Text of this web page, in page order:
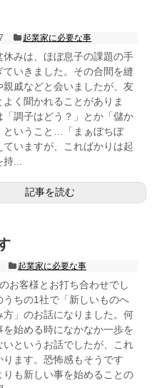
起業家に必要な事
休みは、ほぼ息子の課題の手
ていきました。その合間を縫
親戚などと会いましたが、友
よく聞かれることがありま
「調子はどう？」とか「儲か
ということ…「まぁぼちぼ
ていますが、こればかりは起
...
記事を読む
起業家に必要な事
お客様とお打ち合わせでし
うちの1社で「新しいものへ
方」のお話になりました。何
を始める時になかなか一歩を
いというお話でしたが、これ
ります。恐怖感もそうです
りも新しい事を始めることの